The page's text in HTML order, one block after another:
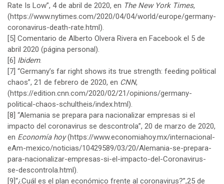
Rate Is Low”, 4 de abril de 2020, en The New York Times,
(https://www.nytimes.com/2020/04/04/world/europe/germany-
coronavirus-death-rate.html ).
[5] Comentario de Alberto Olvera Rivera en Facebook el 5 de
abril 2020 (página personal).
[6] Ibidem.
[7] “Germany’s far right shows its true strength: feeding political
chaos”, 21 de febrero de 2020, en CNN,
(https://edition.cnn.com/2020/02/21/opinions/germany-
political-chaos-schultheis/index.html ).
[8] “Alemania se prepara para nacionalizar empresas si el
impacto del coronavirus se descontrola”, 20 de marzo de 2020,
en Economía hoy(https://www.economiahoy.mx/internacional-
eAm-mexico/noticias/10429589/03/20/Alemania-se-prepara-
para-nacionalizar-empresas-si-el-impacto-del-Coronavirus-
se-descontrola.html ).
[9] “¿Cuál es el plan económico frente al coronavirus?”,25 de